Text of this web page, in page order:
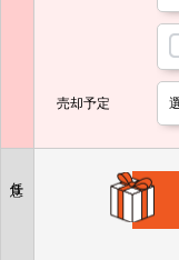
売却予定